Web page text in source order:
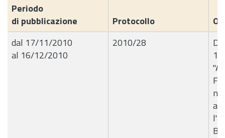
Periodo
di pubblicazione
Protocollo
dal 17/11/2010
al 16/12/2010
2010/28